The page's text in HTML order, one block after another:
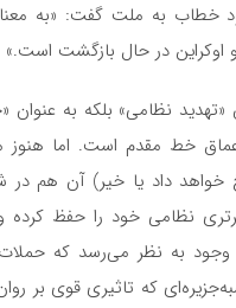
خطاب به ملت گفت: «به
در حال بازگشت است.»
نظامی» بلکه به عنوان
اعماق خط مقدم است. اما
خواهد داد یا خیر) آن هم در
نظامی خود را حفظ کرده
به نظر می‌رسد که حملات
که تاثیری قوی بر